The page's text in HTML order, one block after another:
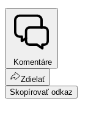
Komentáre
Zdielať
Skopírovať odkaz